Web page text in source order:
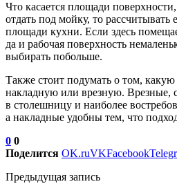
Что касается площади
отдать под мойку, то рассчитывать
площади кухни. Если здесь
да и рабочая поверхность
выбирать побольше.
Также стоит подумать о том,
накладную или врезную. Врезные,
в столешницу и наиболее
а накладные удобны тем, что
0 0
Поделится OK.ruVKFacebook
Предыдущая запись